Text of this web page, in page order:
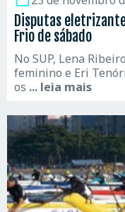
Disputas
Frio de sábado
No SUP, Lena
feminino e Eri
os ... leia mais